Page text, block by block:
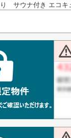
り サウナ付き エコ